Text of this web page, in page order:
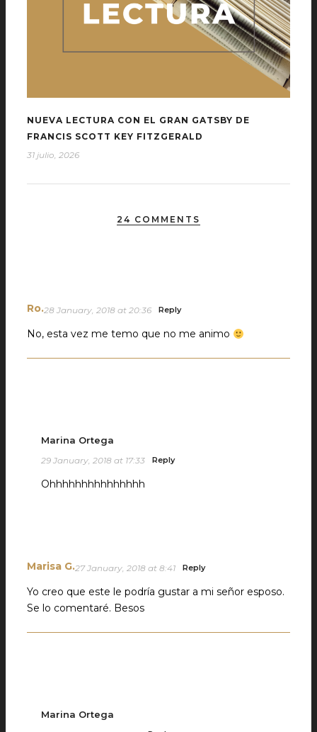
NUEVA LECTURA CON EL GRAN GATSBY DE
FRANCIS SCOTT KEY FITZGERALD
31 julio, 2026
24 COMMENTS
Ro.28 January, 2018 at 20:36 Reply
No, esta vez me temo que no me animo
Marina Ortega
29 January, 2018 at 17:33 Reply
Ohhhhhhhhhhhhhhh
Marisa G.27 January, 2018 at 8:41 Reply
Yo creo que este le podría gustar a mi señor esposo.
Se lo comentaré. Besos
Marina Ortega